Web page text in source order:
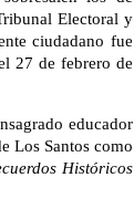
Electoral y
ciudadano fue
27 de febrero de
educador
Los Santos como
Históricos